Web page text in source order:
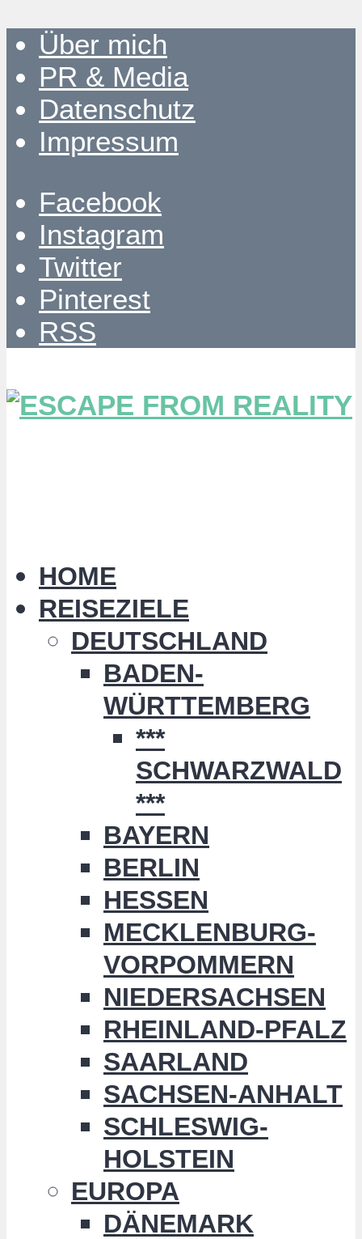
Über mich
PR & Media
Datenschutz
Impressum
Facebook
Instagram
Twitter
Pinterest
RSS
HOME
REISEZIELE
DEUTSCHLAND
BADEN-
WÜRTTEMBERG
***
SCHWARZWALD
***
BAYERN
BERLIN
HESSEN
MECKLENBURG-
VORPOMMERN
NIEDERSACHSEN
RHEINLAND-PFALZ
SAARLAND
SACHSEN-ANHALT
SCHLESWIG-
HOLSTEIN
EUROPA
DÄNEMARK